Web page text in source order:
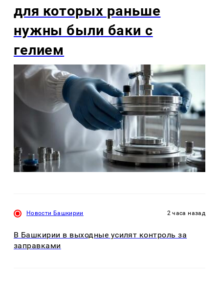
для которых раньше
нужны были баки с
гелием
Новости Башкирии 2 часа назад
В Башкирии в выходные усилят контроль за
заправками